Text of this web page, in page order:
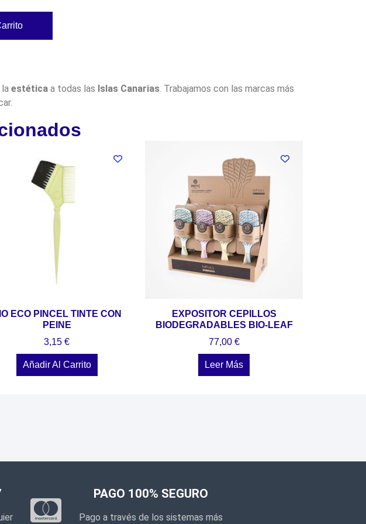
estéticaa todas las Islas Canarias. Trabajamos con las marcas más
ECO PINCEL TINTE CON
PEINE
3,15€
Añadir Al Carrito
EXPOSITOR CEPILLOS
BIODEGRADABLES BIO-LEAF
77,00 €
Leer Más
PAGO 100% SEGURO
Pago a través de los sistemas más